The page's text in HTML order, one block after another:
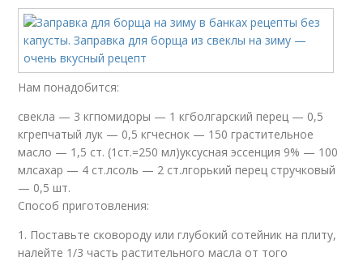
Нам понадобится:
свекла — 3 кгпомидоры — 1 кгболгарский перец — 0,5
кгрепчатый лук — 0,5 кгчеснок — 150 грастительное
масло — 1,5 ст. (1ст.=250 мл)уксусная эссенция 9% — 100
млсахар — 4 ст.лсоль — 2 ст.лгорький перец стручковый
— 0,5 шт.
Способ приготовления:
1. Поставьте сковороду или глубокий сотейник на плиту,
налейте 1/3 часть растительного масла от того